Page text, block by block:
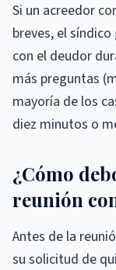
Si un acreedor
breves, el
con el deudor
más preguntas
mayoría de los
diez minutos o
¿Cómo
reunión
Antes de la
su solicitud de